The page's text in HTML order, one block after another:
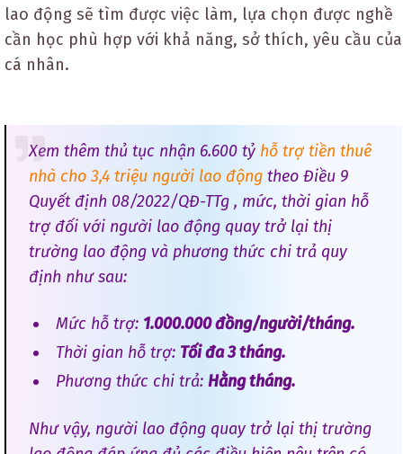
lao động sẽ tìm được việc làm, lựa chọn được nghề
cần học phù hợp với khả năng, sở thích, yêu cầu của
cá nhân.
Xem thêm thủ tục nhận 6.600 tỷ hỗ trợ tiền thuê
nhà cho 3,4 triệu người lao động theo Điều 9
Quyết định 08/2022/QĐ-TTg , mức, thời gian hỗ
trợ đối với người lao động quay trở lại thị
trường lao động và phương thức chi trả quy
định như sau:
Mức hỗ trợ: 1.000.000 đồng/người/tháng.
Thời gian hỗ trợ: Tối đa 3 tháng.
Phương thức chi trả: Hằng tháng.
Như vậy, người lao động quay trở lại thị trường